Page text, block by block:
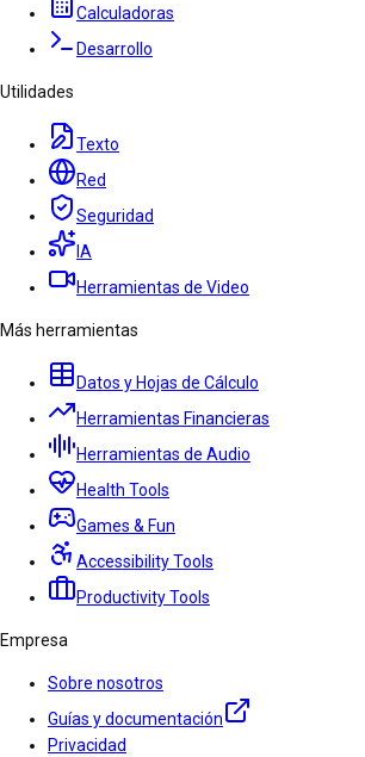
Calculadoras
Desarrollo
Utilidades
Texto
Red
Seguridad
IA
Herramientas de Video
Más herramientas
Datos y Hojas de Cálculo
Herramientas Financieras
Herramientas de Audio
Health Tools
Games & Fun
Accessibility Tools
Productivity Tools
Empresa
Sobre nosotros
Guías y documentación
Privacidad